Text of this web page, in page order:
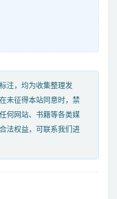
注，均为收集整理发
未征得本站同意时，禁
何网站、书籍等各类媒
法权益，可联系我们进